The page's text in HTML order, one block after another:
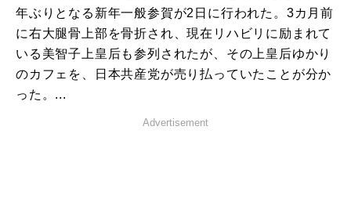
年ぶりとなる新年一般参賀が2日に行われた。3カ月前
に右大腿骨上部を骨折され、現在リハビリに励まれて
いる美智子上皇后も参列されたが、その上皇后ゆかり
のカフェを、日本共産党が売り払っていたことが分か
った。...
Advertisement